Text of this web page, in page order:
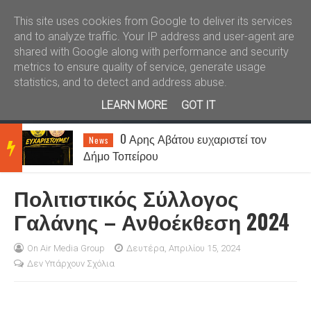
Καλώς ήλθατε Kral News
BRE
AKIN
News
Καιρός σήμερα: Επιμένουν η
ζέστη και οι ισχυροί βοριάδες - Στους 39
Πολιτιστικός Σύλλογος
Γαλάνης – Ανθοέκθεση 2024
On Air Media Group
Δευτέρα, Απριλίου 15, 2024
Δεν Υπάρχουν Σχόλια
This site uses cookies from Google to deliver its services
and to analyze traffic. Your IP address and user-agent are
shared with Google along with performance and security
metrics to ensure quality of service, generate usage
statistics, and to detect and address abuse.
LEARN MORE
GOT IT